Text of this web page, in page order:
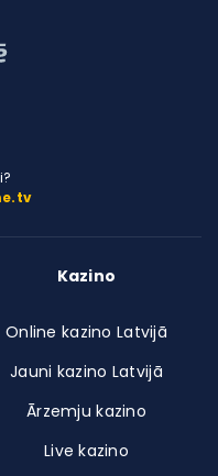
Kazino
Online kazino Latvijā
Jauni kazino Latvijā
Ārzemju kazino
Live kazino